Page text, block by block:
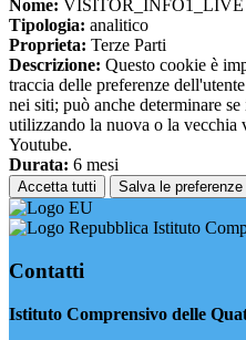
Nome: VISITOR_INFO1_LIVE
Tipologia: analitico
Proprieta: Terze Parti
Descrizione: Questo cookie è
traccia delle preferenze
nei siti; può anche determinare
utilizzando la nuova o la vecchia
Youtube.
Durata: 6 mesi
Accetta tutti Salva le preferenze
Istituto
Contatti
Istituto Comprensivo delle